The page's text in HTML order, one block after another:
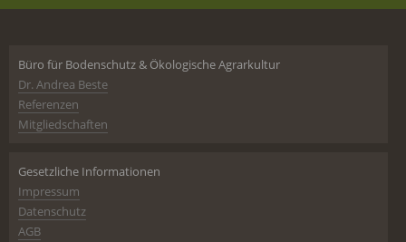
Büro für Bodenschutz & Ökologische Agrarkultur
Dr. Andrea Beste
Referenzen
Mitgliedschaften
Gesetzliche Informationen
Impressum
Datenschutz
AGB